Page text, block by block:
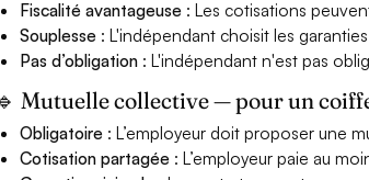
Fiscalité avantageuse : Les cotisations
Souplesse : L'indépendant choisit les
Pas d’obligation : L'indépendant n'est pas
Mutuelle collective — pour un
Obligatoire : L’employeur doit proposer une
Cotisation partagée : L’employeur paie au